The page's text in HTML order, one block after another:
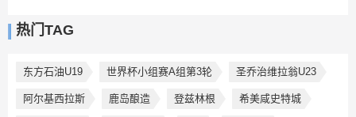
热门TAG
东方石油U19 世界杯小组赛A组第3轮 圣乔治维拉翁U23
阿尔基西拉斯 鹿岛酿造 登兹林根 希美咸史特城